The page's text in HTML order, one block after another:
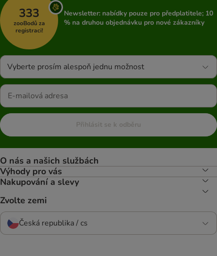
333
zooBodů za
registraci!
Newsletter: nabídky pouze pro předplatitele; 10
% na druhou objednávku pro nové zákazníky
Vyberte prosím alespoň jednu možnost
Přihlásit se k odběru
O nás a našich službách
Výhody pro vás
Nakupování a slevy
Zvolte zemi
Česká republika / cs